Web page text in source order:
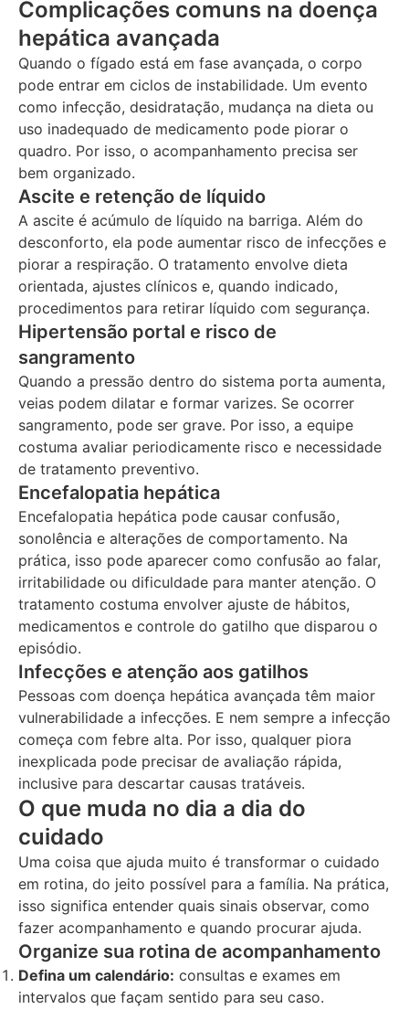
Complicações comuns na doença
hepática avançada
Quando o fígado está em fase avançada, o corpo
pode entrar em ciclos de instabilidade. Um evento
como infecção, desidratação, mudança na dieta ou
uso inadequado de medicamento pode piorar o
quadro. Por isso, o acompanhamento precisa ser
bem organizado.
Ascite e retenção de líquido
A ascite é acúmulo de líquido na barriga. Além do
desconforto, ela pode aumentar risco de infecções e
piorar a respiração. O tratamento envolve dieta
orientada, ajustes clínicos e, quando indicado,
procedimentos para retirar líquido com segurança.
Hipertensão portal e risco de
sangramento
Quando a pressão dentro do sistema porta aumenta,
veias podem dilatar e formar varizes. Se ocorrer
sangramento, pode ser grave. Por isso, a equipe
costuma avaliar periodicamente risco e necessidade
de tratamento preventivo.
Encefalopatia hepática
Encefalopatia hepática pode causar confusão,
sonolência e alterações de comportamento. Na
prática, isso pode aparecer como confusão ao falar,
irritabilidade ou dificuldade para manter atenção. O
tratamento costuma envolver ajuste de hábitos,
medicamentos e controle do gatilho que disparou o
episódio.
Infecções e atenção aos gatilhos
Pessoas com doença hepática avançada têm maior
vulnerabilidade a infecções. E nem sempre a infecção
começa com febre alta. Por isso, qualquer piora
inexplicada pode precisar de avaliação rápida,
inclusive para descartar causas tratáveis.
O que muda no dia a dia do
cuidado
Uma coisa que ajuda muito é transformar o cuidado
em rotina, do jeito possível para a família. Na prática,
isso significa entender quais sinais observar, como
fazer acompanhamento e quando procurar ajuda.
Organize sua rotina de acompanhamento
Defina um calendário: consultas e exames em
intervalos que façam sentido para seu caso.